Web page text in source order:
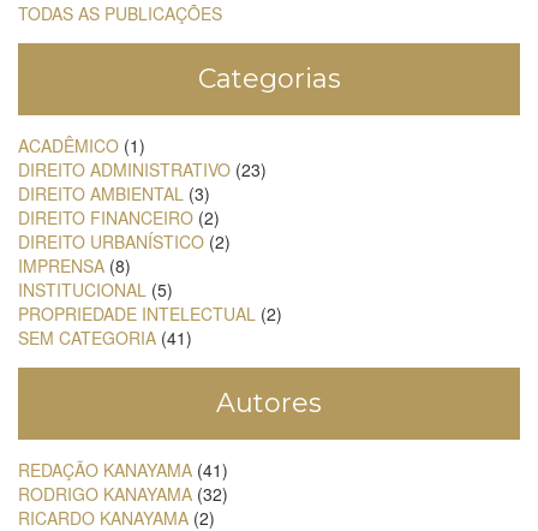
TODAS AS PUBLICAÇÕES
Categorias
ACADÊMICO (1)
DIREITO ADMINISTRATIVO (23)
DIREITO AMBIENTAL (3)
DIREITO FINANCEIRO (2)
DIREITO URBANÍSTICO (2)
IMPRENSA (8)
INSTITUCIONAL (5)
PROPRIEDADE INTELECTUAL (2)
SEM CATEGORIA (41)
Autores
REDAÇÃO KANAYAMA (41)
RODRIGO KANAYAMA (32)
RICARDO KANAYAMA (2)